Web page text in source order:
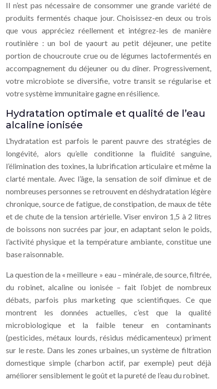
Il n’est pas nécessaire de consommer une grande variété de
produits fermentés chaque jour. Choisissez-en deux ou trois
que vous appréciez réellement et intégrez-les de manière
routinière : un bol de yaourt au petit déjeuner, une petite
portion de choucroute crue ou de légumes lactofermentés en
accompagnement du déjeuner ou du dîner. Progressivement,
votre microbiote se diversifie, votre transit se régularise et
votre système immunitaire gagne en résilience.
Hydratation optimale et qualité de l’eau
alcaline ionisée
L’hydratation est parfois le parent pauvre des stratégies de
longévité, alors qu’elle conditionne la fluidité sanguine,
l’élimination des toxines, la lubrification articulaire et même la
clarté mentale. Avec l’âge, la sensation de soif diminue et de
nombreuses personnes se retrouvent en déshydratation légère
chronique, source de fatigue, de constipation, de maux de tête
et de chute de la tension artérielle. Viser environ 1,5 à 2 litres
de boissons non sucrées par jour, en adaptant selon le poids,
l’activité physique et la température ambiante, constitue une
base raisonnable.
La question de la « meilleure » eau – minérale, de source, filtrée,
du robinet, alcaline ou ionisée – fait l’objet de nombreux
débats, parfois plus marketing que scientifiques. Ce que
montrent les données actuelles, c’est que la qualité
microbiologique et la faible teneur en contaminants
(pesticides, métaux lourds, résidus médicamenteux) priment
sur le reste. Dans les zones urbaines, un système de filtration
domestique simple (charbon actif, par exemple) peut déjà
améliorer sensiblement le goût et la pureté de l’eau du robinet.